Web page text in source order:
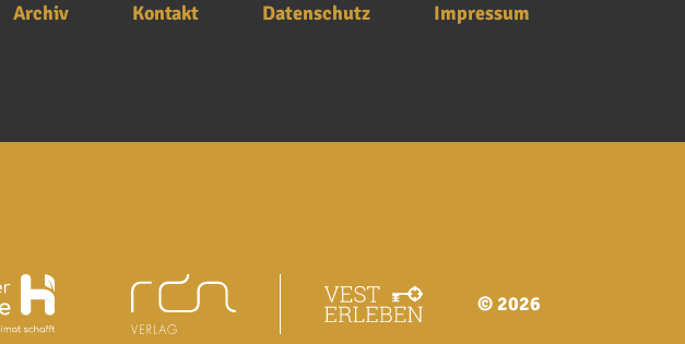
Archiv Kontakt Datenschutz Impressum
© 2026